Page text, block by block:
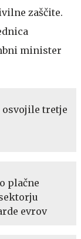
zaščite.
minister
osvojile tretje
plačne
evrov